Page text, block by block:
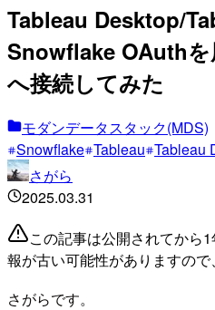
Tableau Desktop/
Snowflake OAuth
へ接続してみた
モダンデータスタック(MDS)
Snowflake Tableau Tableau
さがら
2025.03.31
この記事は公開されてから
報が古い可能性がありますので
さがらです。